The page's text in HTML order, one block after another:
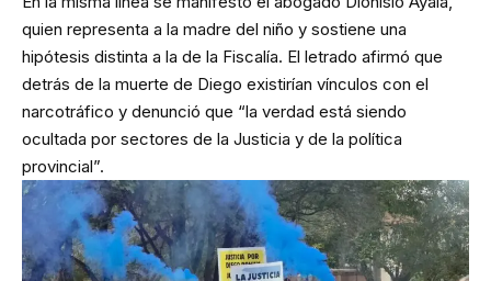
quien representa a la madre del niño y sostiene una
hipótesis distinta a la de la Fiscalía. El letrado afirmó que
detrás de la muerte de Diego existirían vínculos con el
narcotráfico y denunció que “la verdad está siendo
ocultada por sectores de la Justicia y de la política
provincial”.